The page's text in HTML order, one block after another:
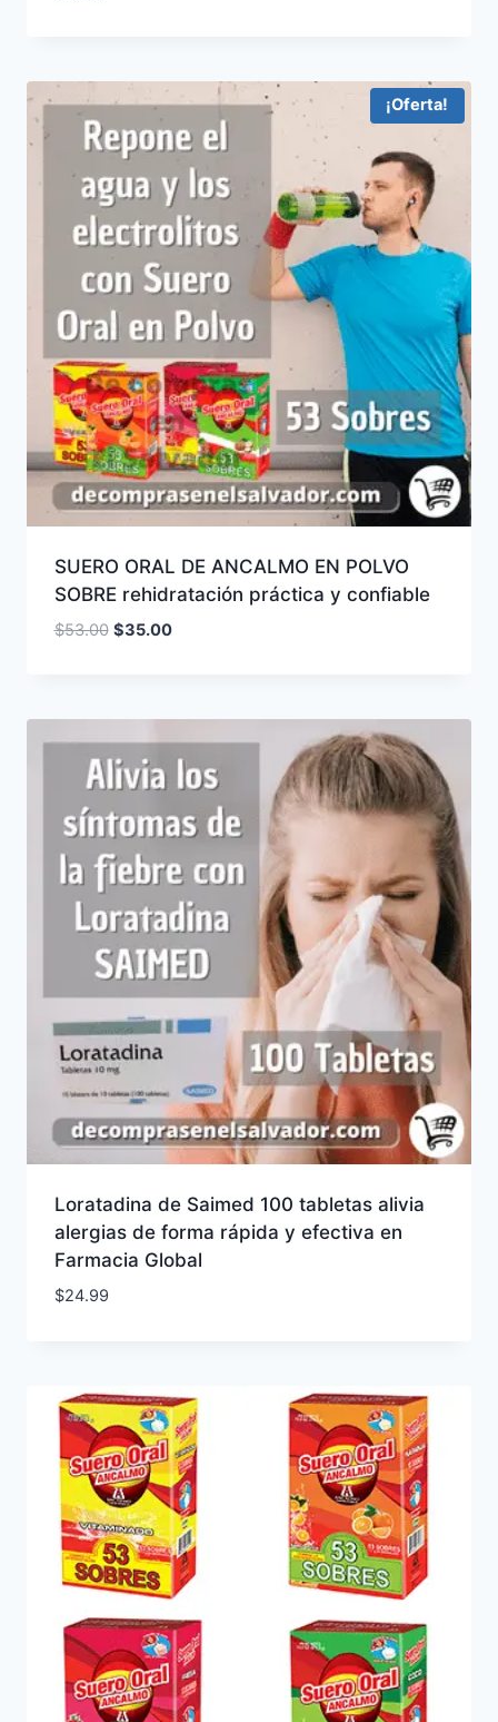
¡Oferta!
SUERO ORAL DE ANCALMO EN POLVO
SOBRE rehidratación práctica y confiable
$53.00 El
$35.00El
Loratadina de Saimed 100 tabletas alivia
alergias de forma rápida y efectiva en
Farmacia Global
$24.99